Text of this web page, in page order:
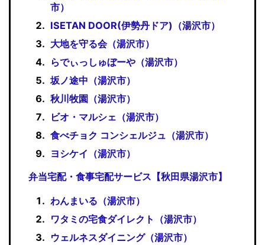
市）
ISETAN DOOR(伊勢丹ドア)（湯沢市）
大地を守る会（湯沢市）
らでぃっしゅぼーや（湯沢市）
坂ノ途中（湯沢市）
秋川牧園（湯沢市）
ビオ・マルシェ（湯沢市）
食べチョク コンシェルジュ（湯沢市）
ヨシケイ（湯沢市）
弁当宅配・食事宅配サービス【秋田県湯沢市】
わんまいる（湯沢市）
ワタミの宅食ダイレクト（湯沢市）
ウェルネスダイニング（湯沢市）